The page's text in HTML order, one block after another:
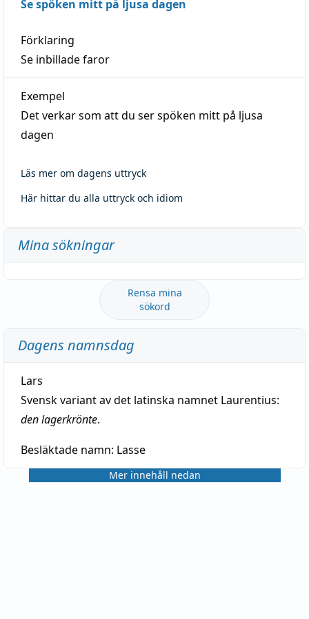
Se spöken mitt på ljusa dagen
Förklaring
Se inbillade faror
Exempel
Det verkar som att du ser spöken mitt på ljusa
dagen
Läs mer om dagens uttryck
Här hittar du alla uttryck och idiom
Mina sökningar
Rensa mina
sökord
Dagens namnsdag
Lars
Svensk variant av det latinska namnet Laurentius:
den lagerkrönte.
Besläktade namn: Lasse
Mer innehåll nedan